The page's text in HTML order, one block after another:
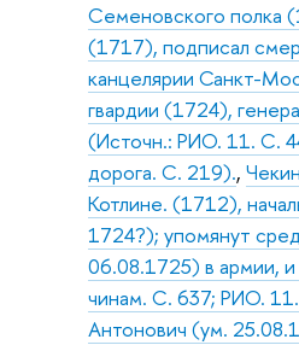
Семеновского полка
(1717), подписал
канцелярии Санкт-
гвардии (1724),
(Источн.: РИО. 11. С.
дорога. С. 219).,
Котлине. (1712),
1724?); упомянут
06.08.1725) в армии,
чинам. С. 637; РИО.
Антонович (ум.